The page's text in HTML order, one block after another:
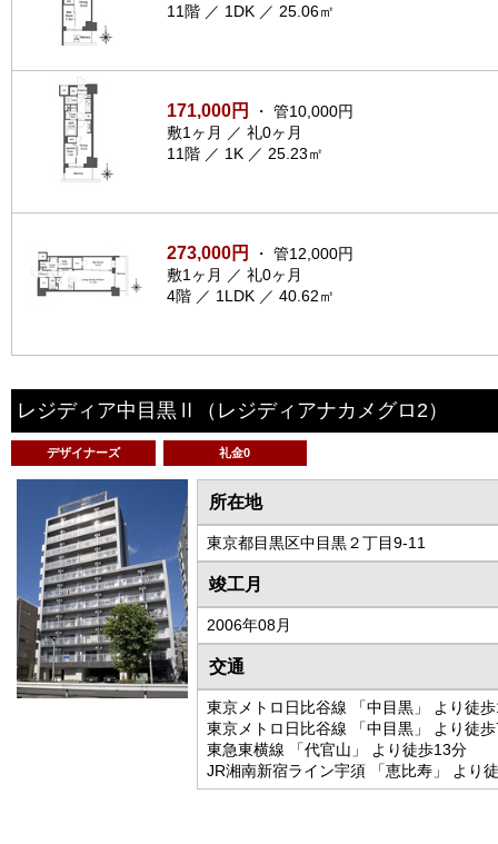
11階 ／ 1DK ／ 25.06㎡
171,000円
・ 管10,000円
敷1ヶ月 ／ 礼0ヶ月
11階 ／ 1K ／ 25.23㎡
273,000円
・ 管12,000円
敷1ヶ月 ／ 礼0ヶ月
4階 ／ 1LDK ／ 40.62㎡
レジディア中目黒Ⅱ （レジディアナカメグロ2）
デザイナーズ 礼金0
所在地
東京都目黒区中目黒２丁目9-11
竣工月
2006年08月
交通
東京メトロ日比谷線 「中目黒」 より徒
東京メトロ日比谷線 「中目黒」 より徒
東急東横線 「代官山」 より徒歩13分
JR湘南新宿ライン宇須 「恵比寿」 より